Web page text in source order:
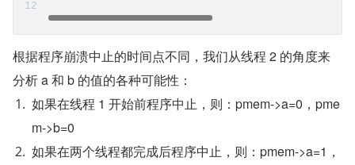
根据程序崩溃中止的时间点不同，我们从线程 2 的角度来
分析 a 和 b 的值的各种可能性：
如果在线程 1 开始前程序中止，则：pmem->a=0，pme
m->b=0
如果在两个线程都完成后程序中止，则：pmem->a=1，